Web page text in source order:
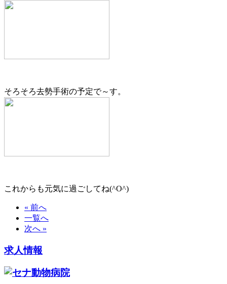
そろそろ去勢手術の予定で～す。
これからも元気に過ごしてね(^O^)
« 前へ
一覧へ
次へ »
求人情報